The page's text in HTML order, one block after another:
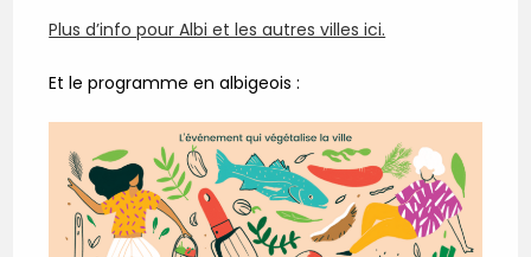
Plus d’info pour Albi et les autres villes ici.
Et le programme en albigeois :